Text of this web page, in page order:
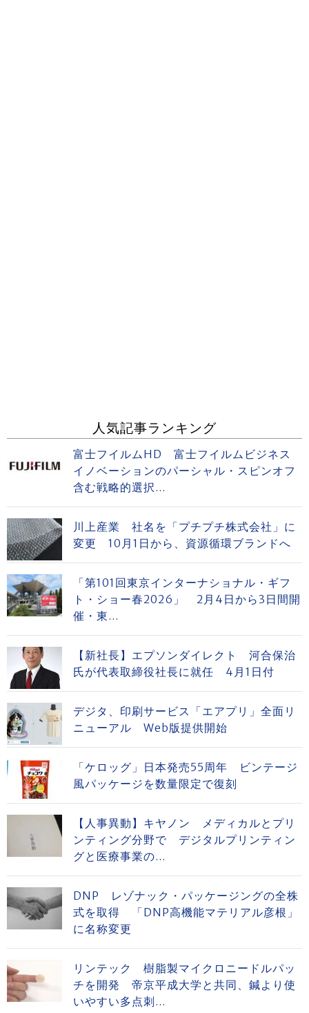
人気記事ランキング
富士フイルムHD 富士フイルムビジネス
イノベーションのパーシャル・スピンオフ
含む戦略的選択...
川上産業 社名を「プチプチ株式会社」に
変更 10月1日から、資源循環ブランドへ
「第101回東京インターナショナル・ギフ
ト・ショー春2026」 2月4日から3日間開
催・東...
【新社長】エプソンダイレクト 河合保治
氏が代表取締役社長に就任 4月1日付
デジタ、印刷サービス「エアプリ」全面リ
ニューアル Web版提供開始
「ケロッグ」日本発売55周年 ビンテージ
風パッケージを数量限定で復刻
【人事異動】キヤノン メディカルとプリ
ンティング分野で デジタルプリンティン
グと医療事業の...
DNP レゾナック・パッケージングの全株
式を取得 「DNP高機能マテリアル彦根」
に名称変更
リンテック 樹脂製マイクロニードルパッ
チを開発 帝京平成大学と共同、鍼より使
いやすい多点刺...